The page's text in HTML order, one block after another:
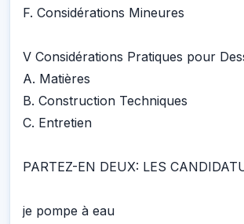
F. Considérations Mineures
V Considérations Pratiques pour
A. Matières
B. Construction Techniques
C. Entretien
PARTEZ-EN DEUX: LES
je pompe à eau